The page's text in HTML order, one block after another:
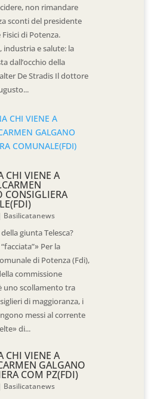
non rimandare
sconti del presidente
di Potenza.
industria e salute: la
dall’occhio della
De Stradis Il dottore
CHI VIENE A
CONSIGLIERA
Basilicatanews
giunta Telesca?
Per la
di Potenza (Fdi),
commissione
uno scollamento tra
di maggioranza, i
messi al corrente
di...
CHI VIENE A
GALGANO
COM PZ(FDI)
Basilicatanews